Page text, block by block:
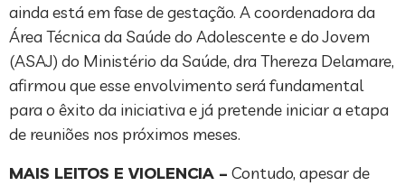
ainda está em fase de gestação. A coordenadora da
Área Técnica da Saúde do Adolescente e do Jovem
(ASAJ) do Ministério da Saúde, dra Thereza Delamare,
afirmou que esse envolvimento será fundamental
para o êxito da iniciativa e já pretende iniciar a etapa
de reuniões nos próximos meses.
MAIS LEITOS E VIOLENCIA – Contudo, apesar de